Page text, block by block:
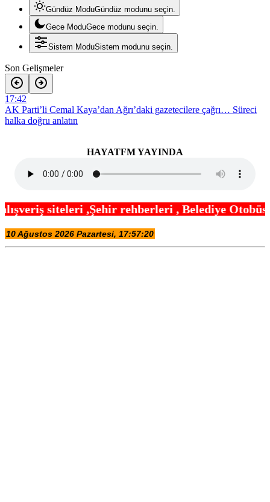
Gündüz ModuGündüz modunu seçin.
Gece ModuGece modunu seçin.
Sistem ModuSistem modunu seçin.
Son Gelişmeler
17:42
AK Parti’li Cemal Kaya’dan Ağrı’daki gazetecilere çağrı… Süreci
halka doğru anlatın
Eskişehir’de uluslararası öğrencilere kültürel program
Beylikdüzü’nde öğrenciler yazı sporla geçiriyor
17:18
Kocaeli İzmit Belediyesi’nden Tüysüzler’e beton kaldırım
HAYATFM YAYINDA
,Şehir rehberleri , Belediye